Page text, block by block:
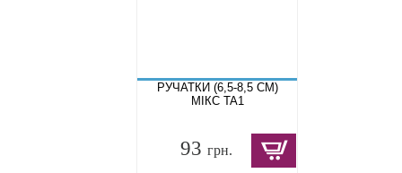
РУЧАТКИ (6,5-8,5 СМ)
МІКС TA1
93грн.